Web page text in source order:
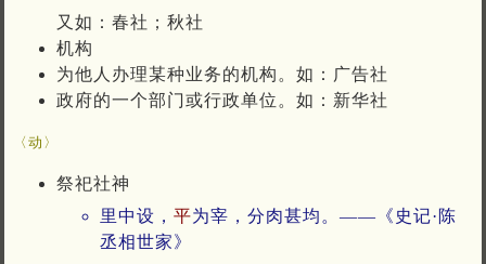
又如：春社；秋社
机构
为他人办理某种业务的机构。如：广告社
政府的一个部门或行政单位。如：新华社
〈动〉
祭祀社神
里中设， 平为宰，分肉甚均。——《史记·陈
丞相世家》